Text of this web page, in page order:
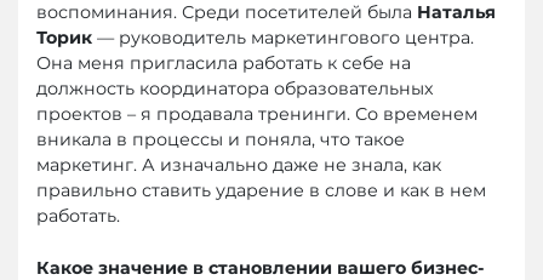
воспоминания. Среди посетителей была Наталья
Торик — руководитель маркетингового центра.
Она меня пригласила работать к себе на
должность координатора образовательных
проектов – я продавала тренинги. Со временем
вникала в процессы и поняла, что такое
маркетинг. А изначально даже не знала, как
правильно ставить ударение в слове и как в нем
работать.
Какое значение в становлении вашего бизнес-